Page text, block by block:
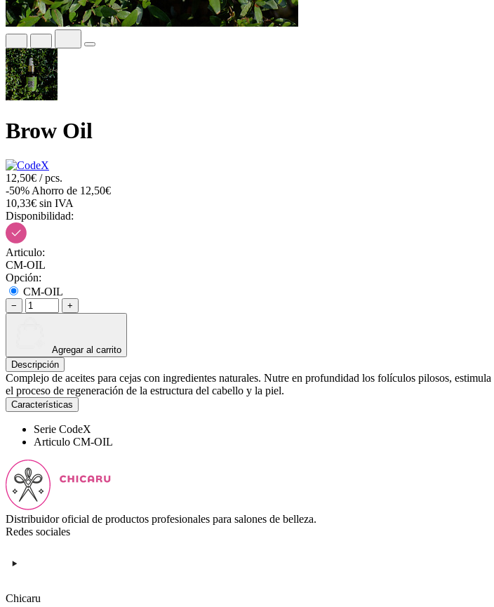
Brow Oil
12,50€ / pcs.
-50% Ahorro de 12,50€
10,33€ sin IVA
Disponibilidad:
Articulo:
CM-OIL
Opción:
CM-OIL
− +
Agregar al carrito
Descripción
Complejo de aceites para cejas con ingredientes naturales. Nutre en profundidad los folículos pilosos,
el proceso de regeneración de la estructura del cabello y la piel.
Características
Serie CodeX
Articulo CM-OIL
Distribuidor oficial de productos profesionales para salones de belleza.
Redes sociales
Chicaru